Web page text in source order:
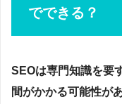
でできる？
SEOは専門知識を要
間がかかる可能性が